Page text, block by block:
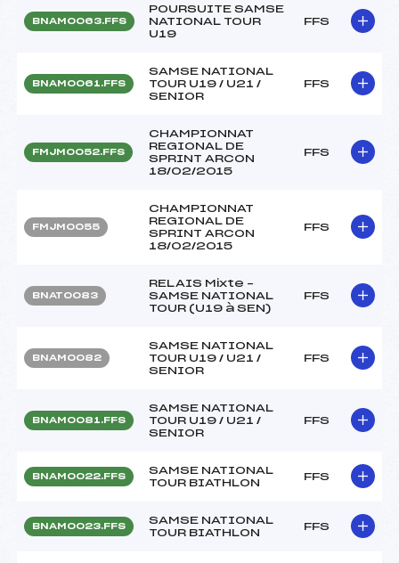
BNAM0063.FFS
POURSUITE SAMSE
NATIONAL TOUR
U19
FFS
BNAM0061.FFS
SAMSE NATIONAL
TOUR U19 / U21 /
SENIOR
FFS
FMJM0052.FFS
CHAMPIONNAT
REGIONAL DE
SPRINT ARCON
18/02/2015
FFS
FMJM0055
CHAMPIONNAT
REGIONAL DE
SPRINT ARCON
18/02/2015
FFS
BNAT0083
RELAIS Mixte –
SAMSE NATIONAL
TOUR (U19 à SEN)
FFS
BNAM0082
SAMSE NATIONAL
TOUR U19 / U21 /
SENIOR
FFS
BNAM0081.FFS
SAMSE NATIONAL
TOUR U19 / U21 /
SENIOR
FFS
BNAM0022.FFS
SAMSE NATIONAL
TOUR BIATHLON
FFS
BNAM0023.FFS
SAMSE NATIONAL
TOUR BIATHLON
FFS